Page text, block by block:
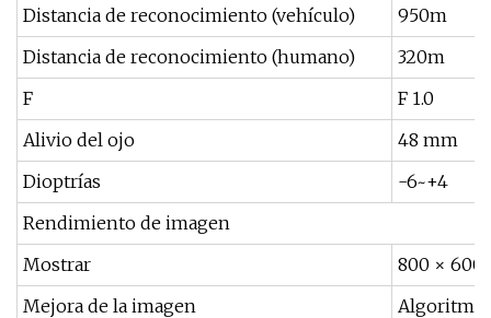
Distancia de reconocimiento (vehículo)
950m
Distancia de reconocimiento (humano)
320m
F
F 1.0
Alivio del ojo
48 mm
Dioptrías
-6~+4
Rendimiento de imagen
Mostrar
800 × 600
Mejora de la imagen
Algoritmo